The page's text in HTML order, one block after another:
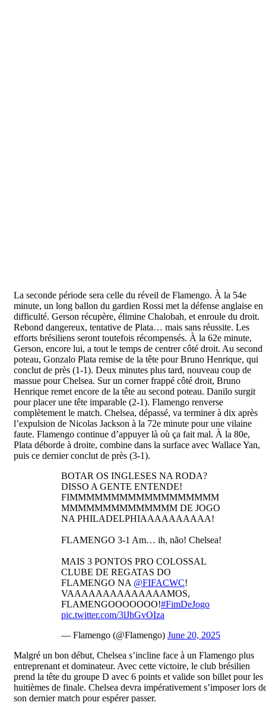
La seconde période sera celle du réveil de Flamengo. À la 54e
minute, un long ballon du gardien Rossi met la défense anglaise en
difficulté. Gerson récupère, élimine Chalobah, et enroule du droit.
Rebond dangereux, tentative de Plata… mais sans réussite. Les
efforts brésiliens seront toutefois récompensés. À la 62e minute,
Gerson, encore lui, a tout le temps de centrer côté droit. Au second
poteau, Gonzalo Plata remise de la tête pour Bruno Henrique, qui
conclut de près (1-1). Deux minutes plus tard, nouveau coup de
massue pour Chelsea. Sur un corner frappé côté droit, Bruno
Henrique remet encore de la tête au second poteau. Danilo surgit
pour placer une tête imparable (2-1). Flamengo renverse
complètement le match. Chelsea, dépassé, va terminer à dix après
l’expulsion de Nicolas Jackson à la 72e minute pour une vilaine
faute. Flamengo continue d’appuyer là où ça fait mal. À la 80e,
Plata déborde à droite, combine dans la surface avec Wallace Yan,
puis ce dernier conclut de près (3-1).
BOTAR OS INGLESES NA RODA?
DISSO A GENTE ENTENDE!
FIMMMMMMMMMMMMMMMMMM
MMMMMMMMMMMMMM DE JOGO
NA PHILADELPHIAAAAAAAAAA!
FLAMENGO 3-1 Am… ih, não! Chelsea!
MAIS 3 PONTOS PRO COLOSSAL
CLUBE DE REGATAS DO
FLAMENGO NA @FIFACWC!
VAAAAAAAAAAAAAAMOS,
FLAMENGOOOOOOO!#FimDeJogo
pic.twitter.com/3lJhGvOIza
— Flamengo (@Flamengo) June 20, 2025
Malgré un bon début, Chelsea s’incline face à un Flamengo plus
entreprenant et dominateur. Avec cette victoire, le club brésilien
prend la tête du groupe D avec 6 points et valide son billet pour les
huitièmes de finale. Chelsea devra impérativement s’imposer lors
son dernier match pour espérer passer.